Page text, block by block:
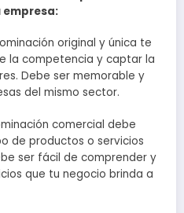
original y única te
la competencia y captar la
Debe ser memorable y
del mismo sector.
comercial debe
de productos o servicios
ser fácil de comprender y
que tu negocio brinda a